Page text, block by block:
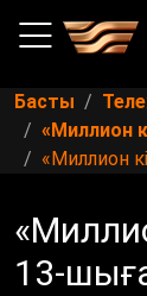
Басты
«Миллион
«Миллион
13-